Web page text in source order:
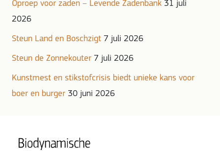
Oproep voor zaden – Levende Zadenbank 31 juli
2026
Steun Land en Boschzigt 7 juli 2026
Steun de Zonnekouter 7 juli 2026
Kunstmest en stikstofcrisis biedt unieke kans voor
boer en burger 30 juni 2026